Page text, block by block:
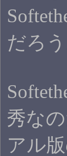
だろう
秀な
アル